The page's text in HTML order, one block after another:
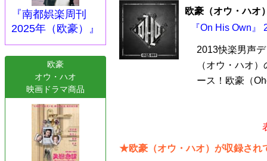
『南都娯楽周刊
2025年（欧豪）』
欧豪
オウ・ハオ
映画ドラマ商品
欧豪（オウ・ハオ
『On His Own
2013快楽男声
（オウ・ハオ
ース！欧豪（
★欧豪（オウ・ハオ）が収録され